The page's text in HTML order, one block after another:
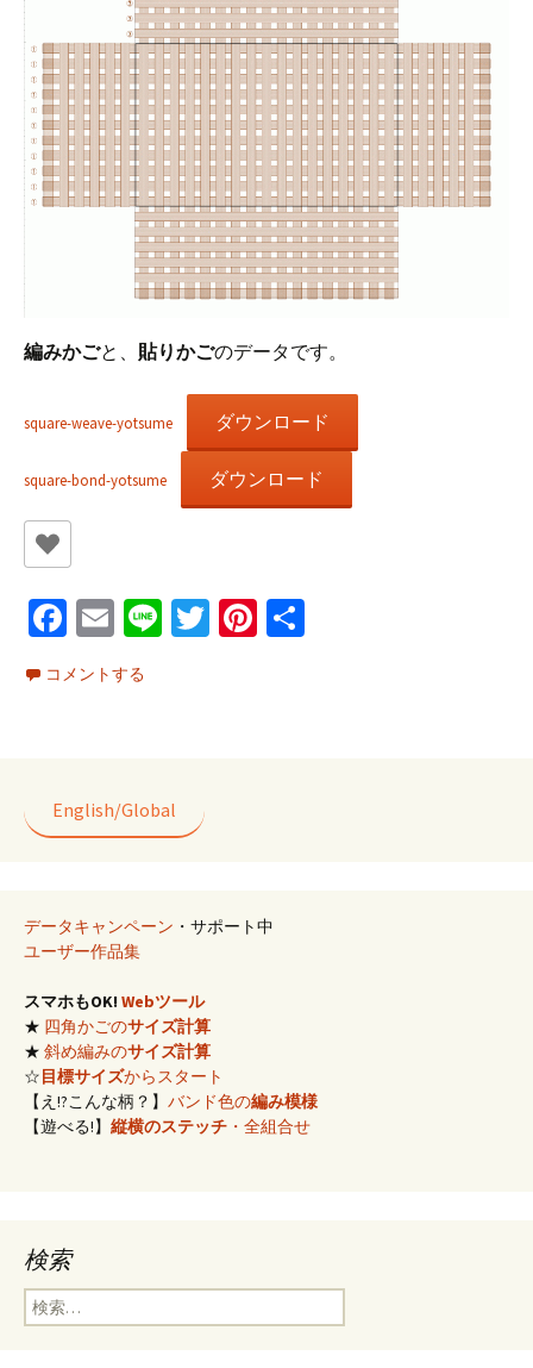
編みかごと、 貼りかごのデータです。
square-weave-yotsume ダウンロード
square-bond-yotsume ダウンロード
Fa
ce
b
k
E
m
ai
Li T
Pi
コメントする
English/Global
データキャンペーン ・サポート中
ユーザー作品集
スマホもOK! Webツール
★ 四角かごのサイズ計算
★ 斜め編みのサイズ計算
☆目標サイズからスタート
【え!?こんな柄？】 バンド色の編み模様
【遊べる!】 縦横のステッチ ・全組合せ
検索
検
索: